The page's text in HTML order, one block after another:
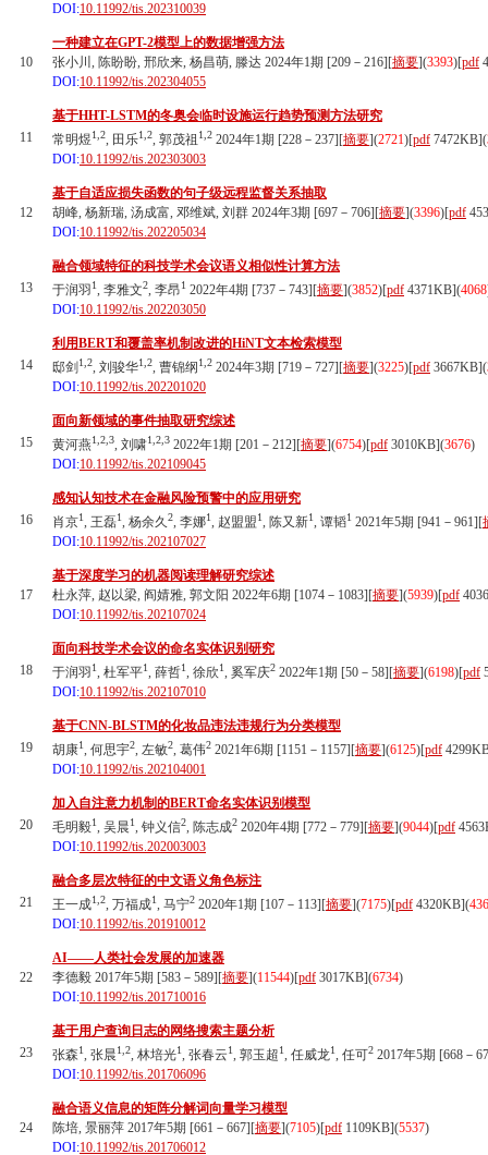
DOI:10.11992/tis.202310039
10
一种建立在GPT-2模型上的数据增强方法
张小川, 陈盼盼, 邢欣来, 杨昌萌, 滕达 2024年1期 [209－216][摘要](3393)[pdf
DOI:10.11992/tis.202304055
11
基于HHT-LSTM的冬奥会临时设施运行趋势预测方法研究
常明煜1,2, 田乐1,2, 郭茂祖 1,2 2024年1期 [228－237][摘要](2721)[pdf 7472KB](
DOI:10.11992/tis.202303003
12
基于自适应损失函数的句子级远程监督关系抽取
胡峰, 杨新瑞, 汤成富, 邓维斌, 刘群 2024年3期 [697－706][摘要](3396)[pdf
DOI:10.11992/tis.202205034
13
融合领域特征的科技学术会议语义相似性计算方法
于润羽 1, 李雅文2, 李昂1 2022年4期 [737－743][摘要](3852)[pdf 4371KB](4068
DOI:10.11992/tis.202203050
14
利用BERT和覆盖率机制改进的HiNT文本检索模型
邸剑 1,2, 刘骏华1,2, 曹锦纲 1,2 2024年3期 [719－727][摘要](3225)[pdf 3667KB](
DOI:10.11992/tis.202201020
15
面向新领域的事件抽取研究综述
黄河燕1,2,3, 刘啸1,2,3 2022年1期 [201－212][摘要](6754)[pdf 3010KB](3676)
DOI:10.11992/tis.202109045
16
感知认知技术在金融风险预警中的应用研究
肖京1, 王磊1, 杨余久2, 李娜1, 赵盟盟1, 陈又新1, 谭韬1 2021年5期 [941－961][
DOI:10.11992/tis.202107027
17
基于深度学习的机器阅读理解研究综述
杜永萍, 赵以梁, 阎婧雅, 郭文阳 2022年6期 [1074－1083][摘要](5939)[pdf
DOI:10.11992/tis.202107024
18
面向科技学术会议的命名实体识别研究
于润羽 1, 杜军平1, 薛哲1, 徐欣1, 奚军庆2 2022年1期 [50－58][摘要](6198)[pdf
DOI:10.11992/tis.202107010
19
基于CNN-BLSTM的化妆品违法违规行为分类模型
胡康1, 何思宇2, 左敏2, 葛伟2 2021年6期 [1151－1157][摘要](6125)[pdf
DOI:10.11992/tis.202104001
20
加入自注意力机制的BERT命名实体识别模型
毛明毅1, 吴晨1, 钟义信2, 陈志成2 2020年4期 [772－779][摘要](9044)[pdf
DOI:10.11992/tis.202003003
21
融合多层次特征的中文语义角色标注
王一成1,2, 万福成1, 马宁2 2020年1期 [107－113][摘要](7175)[pdf 4320KB](
DOI:10.11992/tis.201910012
22
AI——人类社会发展的加速器
李德毅 2017年5期 [583－589][摘要](11544)[pdf 3017KB](6734)
DOI:10.11992/tis.201710016
23
基于用户查询日志的网络搜索主题分析
张森1, 张晨1,2, 林培光1, 张春云1, 郭玉超1, 任威龙1, 任可2 2017年5期 [668－
DOI:10.11992/tis.201706096
24
融合语义信息的矩阵分解词向量学习模型
陈培, 景丽萍 2017年5期 [661－667][摘要](7105)[pdf 1109KB](5537)
DOI:10.11992/tis.201706012